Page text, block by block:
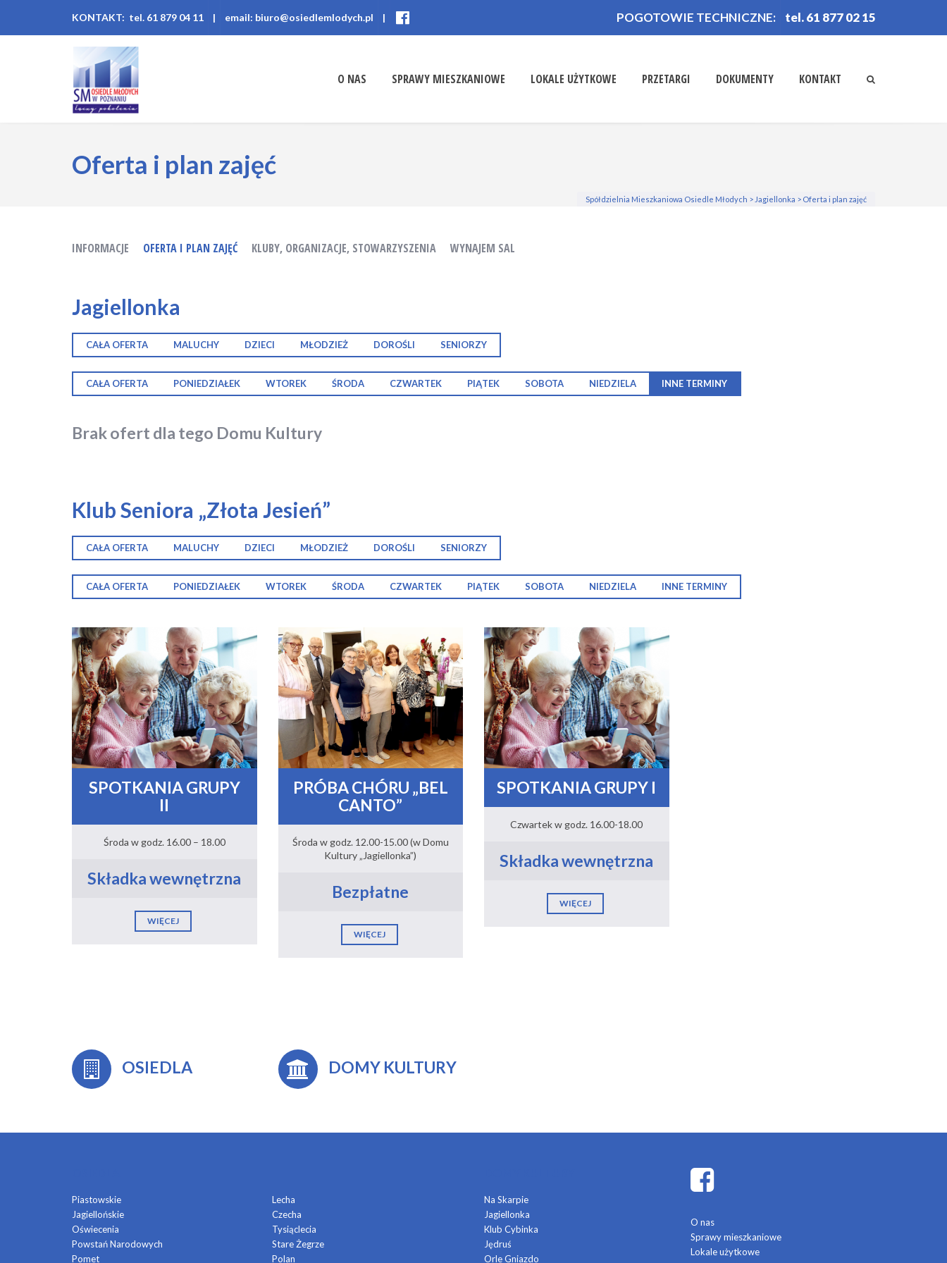
KONTAKT: tel. 61 879 04 11 | email: biuro@osiedlemlodych.pl | POGOTOWIE TECHNICZNE: tel. 61 877 02 15
O NAS SPRAWY MIESZKANIOWE LOKALE UŻYTKOWE PRZETARGI DOKUMENTY KONTAKT
Oferta i plan zajęć
Spółdzielnia Mieszkaniowa Osiedle Młodych > Jagiellonka > Oferta i plan zajęć
INFORMACJE OFERTA I PLAN ZAJĘĆ KLUBY, ORGANIZACJE, STOWARZYSZENIA WYNAJEM SAL
Jagiellonka
CAŁA OFERTA MALUCHY DZIECI MŁODZIEŻ DOROŚLI SENIORZY
CAŁA OFERTA PONIEDZIAŁEK WTOREK ŚRODA CZWARTEK PIĄTEK SOBOTA NIEDZIELA INNE TERMINY
Brak ofert dla tego Domu Kultury
Klub Seniora „Złota Jesień”
CAŁA OFERTA MALUCHY DZIECI MŁODZIEŻ DOROŚLI SENIORZY
CAŁA OFERTA PONIEDZIAŁEK WTOREK ŚRODA CZWARTEK PIĄTEK SOBOTA NIEDZIELA INNE TERMINY
SPOTKANIA GRUPY
II
Środa w godz. 16.00 – 18.00
Składka wewnętrzna
WIĘCEJ
PRÓBA CHÓRU „BEL
CANTO”
Środa w godz. 12.00-15.00 (w Domu
Kultury „Jagiellonka”)
Bezpłatne
WIĘCEJ
SPOTKANIA GRUPY I
Czwartek w godz. 16.00-18.00
Składka wewnętrzna
WIĘCEJ
OSIEDLA DOMY KULTURY
Piastowskie
Jagiellońskie
Oświecenia
Powstań Narodowych
Pomet
Lecha
Czecha
Tysiąclecia
Stare Żegrze
Polan
Na Skarpie
Jagiellonka
Klub Cybinka
Jędruś
Orle Gniazdo
O nas
Sprawy mieszkaniowe
Lokale użytkowe